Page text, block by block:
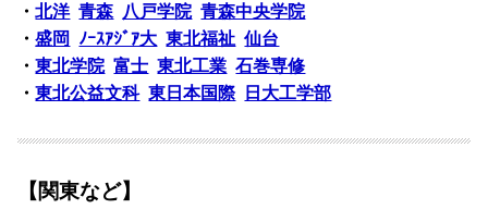
・北洋 青森 八戸学院 青森中央学院
・盛岡 ﾉｰｽｱｼﾞｱ大 東北福祉 仙台
・東北学院 富士 東北工業 石巻専修
・東北公益文科 東日本国際 日大工学部
【関東など】